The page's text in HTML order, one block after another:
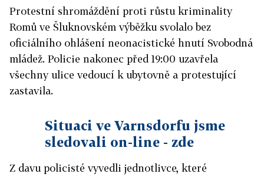
Protestní shromáždění proti růstu kriminality
Romů ve Šluknovském výběžku svolalo bez
oficiálního ohlášení neonacistické hnutí Svobodná
mládež. Policie nakonec před 19:00 uzavřela
všechny ulice vedoucí k ubytovně a protestující
zastavila.
Situaci ve Varnsdorfu jsme
sledovali on-line - zde
Z davu policisté vyvedli jednotlivce, které